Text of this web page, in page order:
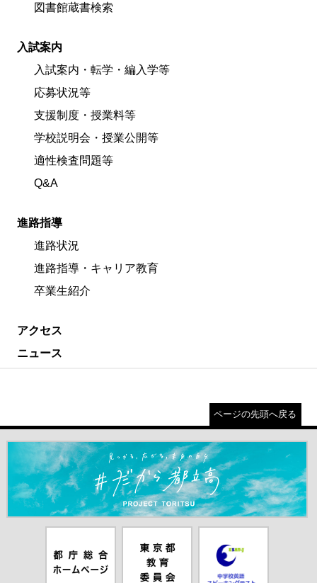
図書館蔵書検索
入試案内
入試案内・転学・編入学等
応募状況等
支援制度・授業料等
学校説明会・授業公開等
適性検査問題等
Q&A
進路指導
進路状況
進路指導・キャリア教育
卒業生紹介
アクセス
ニュース
ページの先頭へ戻る
＃だから都立高（別ウインドウが開きます）
ムページ（別
ウインドウが
員会（別ウイ
ンドウが開き
ピーキングテ
スト（別ウイ